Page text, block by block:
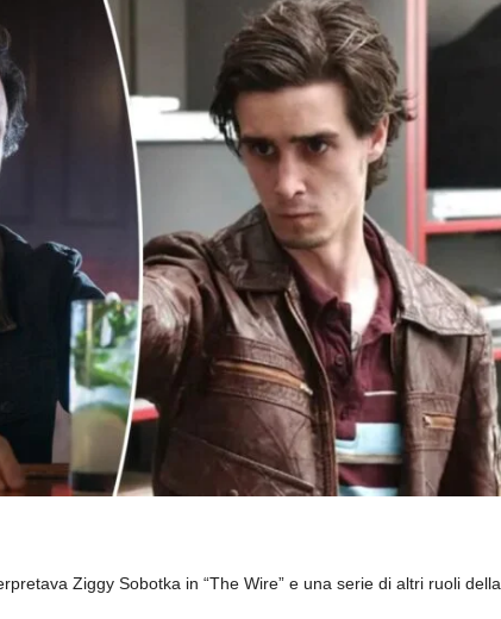
Ziggy Sobotka in “The Wire” e una serie di altri ruoli della